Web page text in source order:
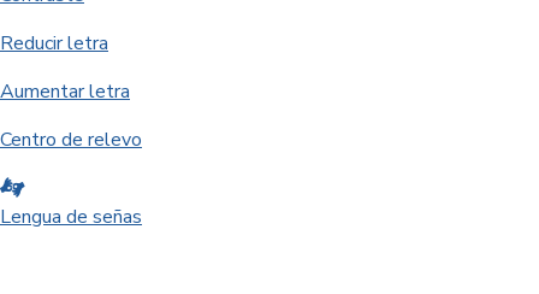
Reducir letra
Aumentar letra
Centro de relevo
Lengua de señas